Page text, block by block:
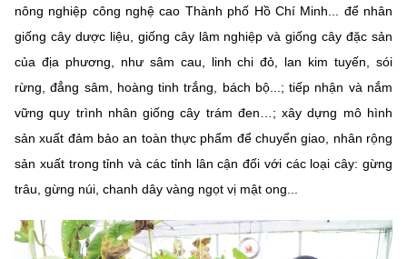
nông nghiệp công nghệ cao Thành phố Hồ Chí Minh... để nhân
giống cây dược liệu, giống cây lâm nghiệp và giống cây đặc sản
của địa phương, như sâm cau, linh chi đỏ, lan kim tuyến, sói
rừng, đẳng sâm, hoàng tinh trắng, bách bộ...; tiếp nhận và nắm
vững quy trình nhân giống cây trám đen…; xây dựng mô hình
sản xuất đảm bảo an toàn thực phẩm để chuyển giao, nhân rộng
sản xuất trong tỉnh và các tỉnh lân cận đối với các loại cây: gừng
trâu, gừng núi, chanh dây vàng ngọt vị mật ong...